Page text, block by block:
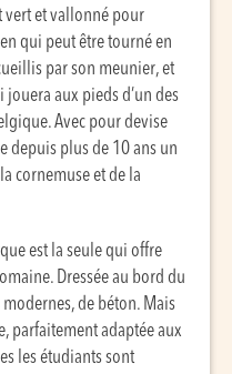
vert et vallonné pour
qui peut être tourné en
par son meunier, et
jouera aux pieds d’un des
Avec pour devise
depuis plus de 10 ans un
cornemuse et de la
est la seule qui offre
Dressée au bord du
modernes, de béton. Mais
parfaitement adaptée aux
les étudiants sont